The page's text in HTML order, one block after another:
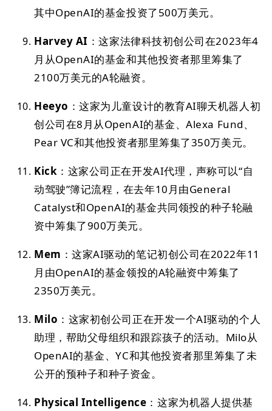
其中OpenAI的基金投资了500万美元。
Harvey AI ：这家法律科技初创公司在2023年4
月从OpenAI的基金和其他投资者那里筹集了
2100万美元的A轮融资。
Heeyo ：这家为儿童设计的教育AI聊天机器人初
创公司在8月从OpenAI的基金、Alexa Fund、
Pear VC和其他投资者那里筹集了350万美元。
Kick ：这家公司正在开发AI代理，声称可以“自
动驾驶”簿记流程，在去年10月由General
Catalyst和OpenAI的基金共同领投的种子轮融
资中筹集了900万美元。
Mem ：这家AI驱动的笔记初创公司在2022年11
月由OpenAI的基金领投的A轮融资中筹集了
2350万美元。
Milo ：这家初创公司正在开发一个AI驱动的个人
助理，帮助父母组织和跟踪孩子的活动。Milo从
OpenAI的基金、YC和其他投资者那里筹集了未
公开的预种子和种子资金。
Physical Intelligence ：这家为机器人提供基